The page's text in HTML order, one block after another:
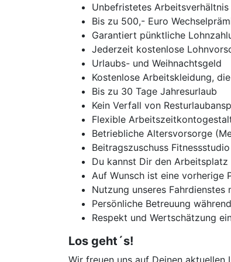
Unbefristetes
Bis zu 500,- Euro
Garantiert pünktliche
Jederzeit kostenlose
Urlaubs- und Weihnachtsgeld
Kostenlose Arbeitskleidung,
Bis zu 30 Tage Jahresurlaub
Kein Verfall von
Flexible
Betriebliche Altersvorsorge
Beitragszuschuss
Du kannst Dir den
Auf Wunsch ist eine vorherige
Nutzung unseres Fahrdienstes
Persönliche Betreuung
Respekt und Wertschätzung
Los geht´s!
Wir freuen uns auf Deinen